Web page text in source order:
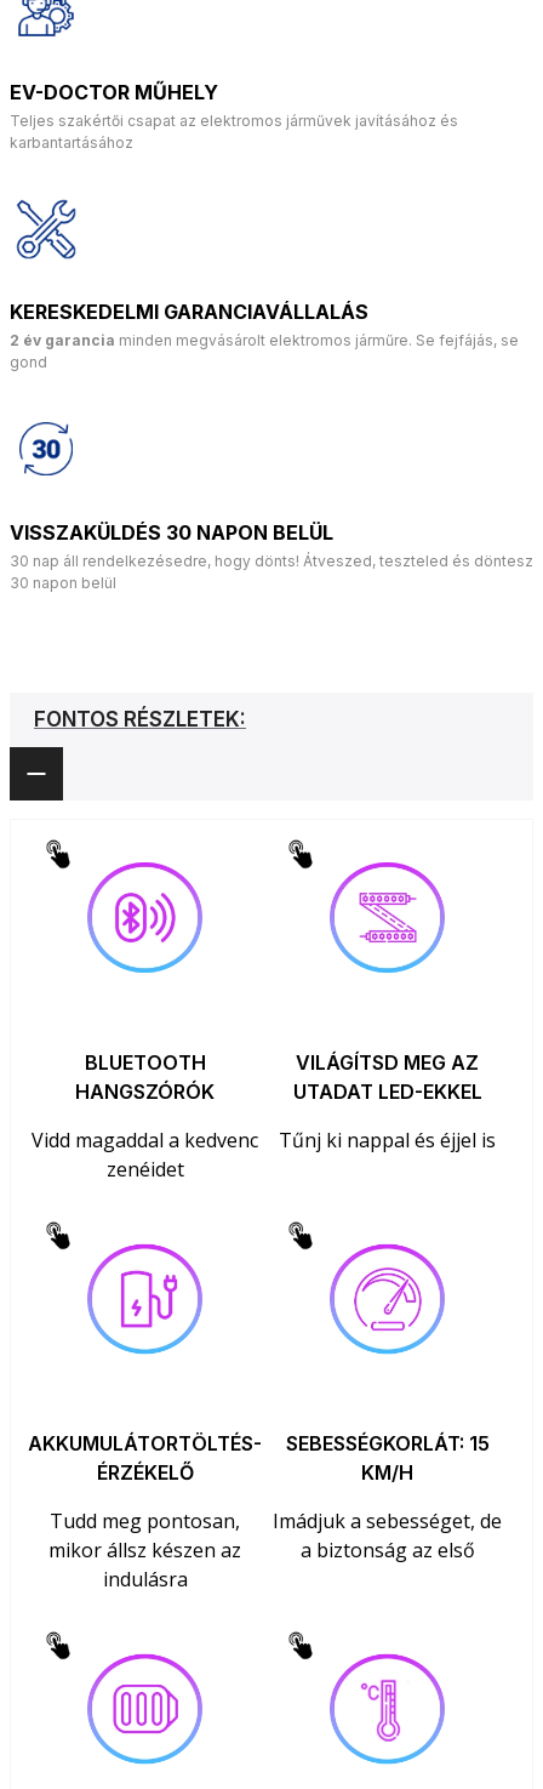
EV-DOCTOR MŰHELY
Teljes szakértői csapat az elektromos járművek javításához és
karbantartásához
KERESKEDELMI GARANCIAVÁLLALÁS
2 év garancia minden megvásárolt elektromos járműre. Se fejfájás, se
gond
VISSZAKÜLDÉS 30 NAPON BELÜL
30 nap áll rendelkezésedre, hogy dönts! Átveszed, teszteled és döntesz
30 napon belül
FONTOS RÉSZLETEK:
BLUETOOTH
HANGSZÓRÓK
Vidd magaddal a kedvenc
zenéidet
VILÁGÍTSD MEG AZ
UTADAT LED-EKKEL
Tűnj ki nappal és éjjel is
AKKUMULÁTORTÖLTÉS-
ÉRZÉKELŐ
Tudd meg pontosan,
mikor állsz készen az
indulásra
SEBESSÉGKORLÁT: 15
KM/H
Imádjuk a sebességet, de
a biztonság az első